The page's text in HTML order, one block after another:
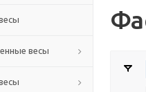
весы